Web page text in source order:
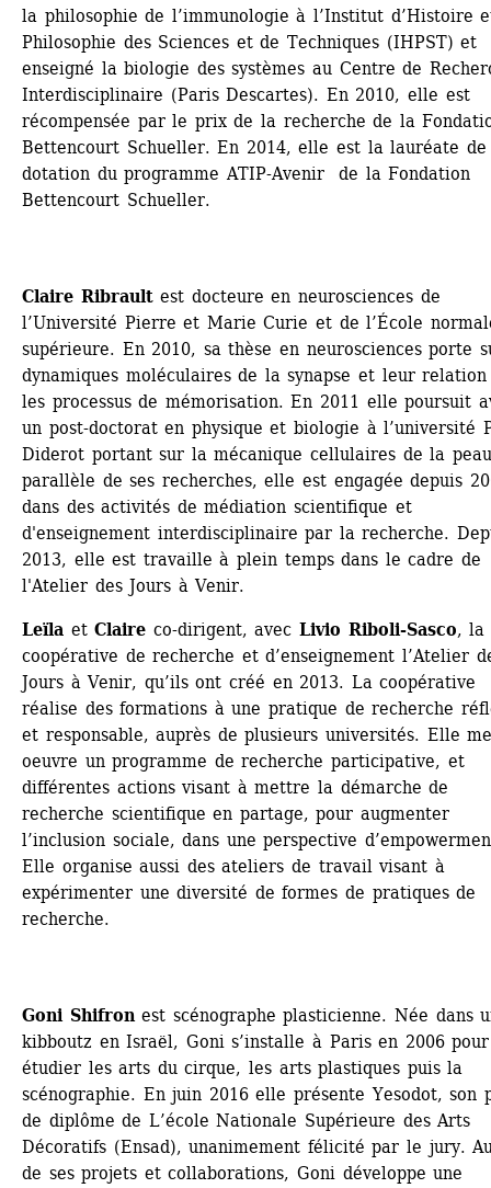
la philosophie de l’immunologie à l’Institut d’Histoire
Philosophie des Sciences et de Techniques (IHPST) et
enseigné la biologie des systèmes au Centre de
Interdisciplinaire (Paris Descartes). En 2010, elle est
récompensée par le prix de la recherche de la
Bettencourt Schueller. En 2014, elle est la lauréate
dotation du programme ATIP-Avenir de la Fondation
Bettencourt Schueller.
Claire Ribraultest docteure en neurosciences de
l’Université Pierre et Marie Curie et de l’École
supérieure. En 2010, sa thèse en neurosciences porte
dynamiques moléculaires de la synapse et leur relation
les processus de mémorisation. En 2011 elle poursuit
un post-doctorat en physique et biologie à l’université
Diderot portant sur la mécanique cellulaires de la
parallèle de ses recherches, elle est engagée depuis
dans des activités de médiation scientifique et
d'enseignement interdisciplinaire par la recherche.
2013, elle est travaille à plein temps dans le cadre de
l'Atelier des Jours à Venir.
Leïla et Claire co-dirigent, avec Livio Riboli-Sasco, la
coopérative de recherche et d’enseignement l’Atelier
Jours à Venir, qu’ils ont créé en 2013. La coopérative
réalise des formations à une pratique de recherche
et responsable, auprès de plusieurs universités. Elle
oeuvre un programme de recherche participative, et
différentes actions visant à mettre la démarche de
recherche scientifique en partage, pour augmenter
l’inclusion sociale, dans une perspective
Elle organise aussi des ateliers de travail visant à
expérimenter une diversité de formes de pratiques de
recherche.
Goni Shifronest scénographe plasticienne. Née dans
kibboutz en Israël, Goni s’installe à Paris en 2006
étudier les arts du cirque, les arts plastiques puis la
scénographie. En juin 2016 elle présente Yesodot, son
de diplôme de L’école Nationale Supérieure des Arts
Décoratifs (Ensad), unanimement félicité par le jury.
de ses projets et collaborations, Goni développe une